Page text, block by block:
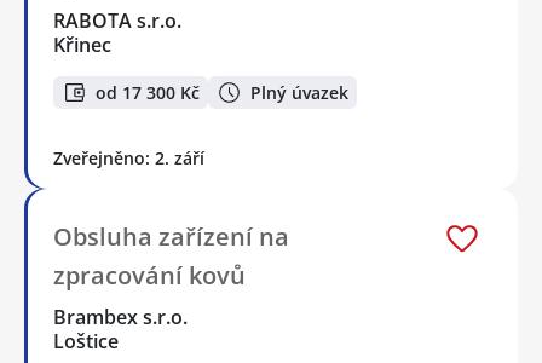
RABOTA s.r.o.
Křinec
od 17 300 Kč Plný úvazek
Zveřejněno: 2. září
Obsluha zařízení na
zpracování kovů
Brambex s.r.o.
Loštice